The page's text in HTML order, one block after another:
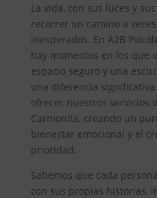
La vida, con sus luces y
recorrer un camino a
inesperados. En A2B
hay momentos en los que
espacio seguro y una
una diferencia
ofrecer nuestros servicios
Carmonita, creando un
bienestar emocional y el
prioridad.
Sabemos que cada
con sus propias historias,